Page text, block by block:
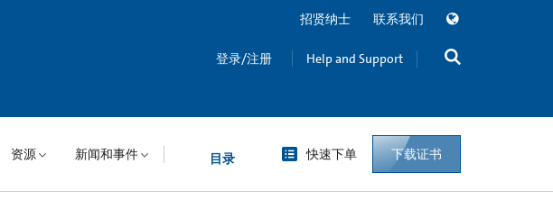
招贤纳士 联系我们
登录/注册 Help and Support
资源 新闻和事件 目录 快速下单 下载证书